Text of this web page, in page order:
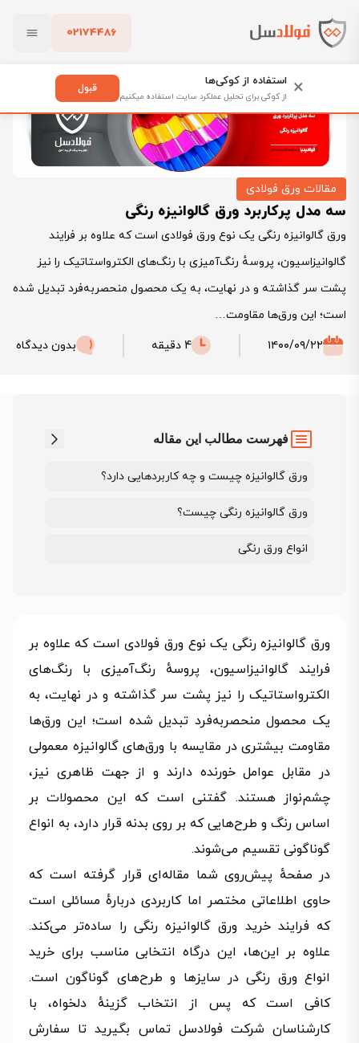
02174486
پاک کردن
فولادسل
مقالات ورق فولادی
سه مدل پرکاربرد ورق گالوانیزه رنگی
ورق گالوانیزه رنگی یک نوع ورق فولادی است که علاوه بر فرایند
گالوانیزاسیون، پروسهٔ رنگ‌آمیزی با رنگ‌های الکترواستاتیک را نیز
پشت سر گذاشته و در نهایت، به یک محصول منحصربه‌فرد تبدیل شده
است؛ این ورق‌ها مقاومت…
۱۴۰۰/۰۹/۲۲
4 دقیقه بدون دیدگاه
فهرست مطالب این مقاله
ورق گالوانیزه چیست و چه کاربردهایی دارد؟
ورق گالوانیزه رنگی چیست؟
انواع ورق رنگی
ورق گالوانیزه رنگی یک نوع ورق فولادی است که علاوه بر
فرایند گالوانیزاسیون، پروسهٔ رنگ‌آمیزی با رنگ‌های
الکترواستاتیک را نیز پشت سر گذاشته و در نهایت، به
یک محصول منحصربه‌فرد تبدیل شده است؛ این ورق‌ها
مقاومت بیشتری در مقایسه با ورق‌های گالوانیزه معمولی
در مقابل عوامل خورنده دارند و از جهت ظاهری نیز،
چشم‌نواز هستند. گفتنی است که این محصولات بر
اساس رنگ و طرح‌هایی که بر روی بدنه قرار دارد، به انواع
گوناگونی تقسیم می‌شوند.
در صفحهٔ پیش‌روی شما مقاله‌ای قرار گرفته است که
حاوی اطلاعاتی مختصر اما کاربردی دربارهٔ مسائلی است
که فرایند خرید ورق گالوانیزه رنگی را ساده‌تر می‌کند.
علاوه بر این‌ها، این درگاه انتخابی مناسب برای خرید
انواع ورق رنگی در سایزها و طرح‌های گوناگون است.
کافی است که پس از انتخاب گزینهٔ دلخواه، با
کارشناسان شرکت فولادسل تماس بگیرید تا سفارش
× استفاده از کوکی‌ها
از کوکی برای تحلیل عملکرد سایت استفاده میکنیم
قبول